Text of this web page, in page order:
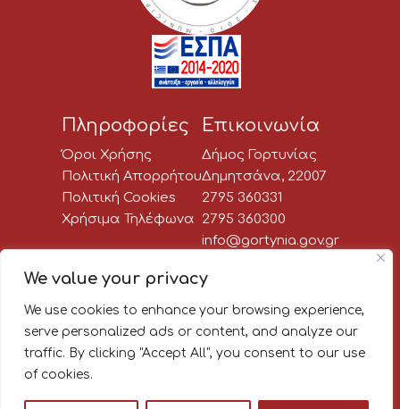
We value your privacy
We use cookies to enhance your browsing experience,
serve personalized ads or content, and analyze our
traffic. By clicking "Accept All", you consent to our use
of cookies.
Πληροφορίες
Όροι Χρήσης
Πολιτική Απορρήτου
Πολιτική Cookies
Χρήσιμα Τηλέφωνα
Επικοινωνία
Δήμος Γορτυνίας
Δημητσάνα, 22007
2795 360331
2795 360300
info@gortynia.gov.gr
Social Media
Newsletter:
Κάνε εγγραφή στο newsletter
μαθαίνεις πρώτος όλα τα νέα!